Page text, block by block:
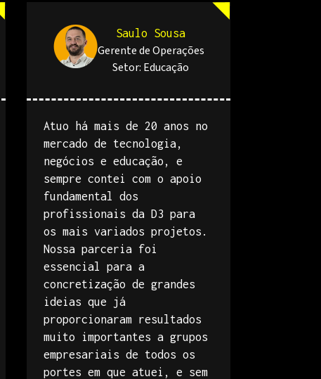
Saulo Sousa
Gerente de Operações
Setor: Educação
Atuo há mais de 20 anos no
mercado de tecnologia,
negócios e educação, e
sempre contei com o apoio
fundamental dos
profissionais da D3 para
os mais variados projetos.
Nossa parceria foi
essencial para a
concretização de grandes
ideias que já
proporcionaram resultados
muito importantes a grupos
empresariais de todos os
portes em que atuei, e sem